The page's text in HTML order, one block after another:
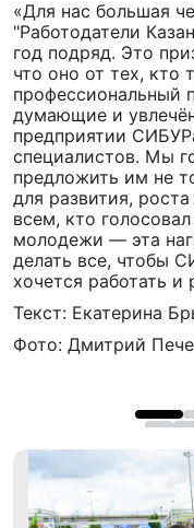
«Для нас большая
"Работодатели
год подряд. Это
что оно от тех, кто
профессиональный
думающие и
предприятии
специалистов. Мы
предложить им не
для развития,
всем, кто
молодежи — эта
делать все, чтобы
хочется работать и
Текст: Екатерина
Фото: Дмитрий